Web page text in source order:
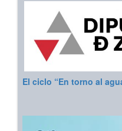
El ciclo “En torno al